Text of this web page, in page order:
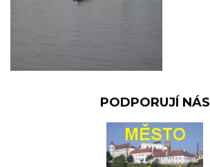
PODPORUJÍ NÁS